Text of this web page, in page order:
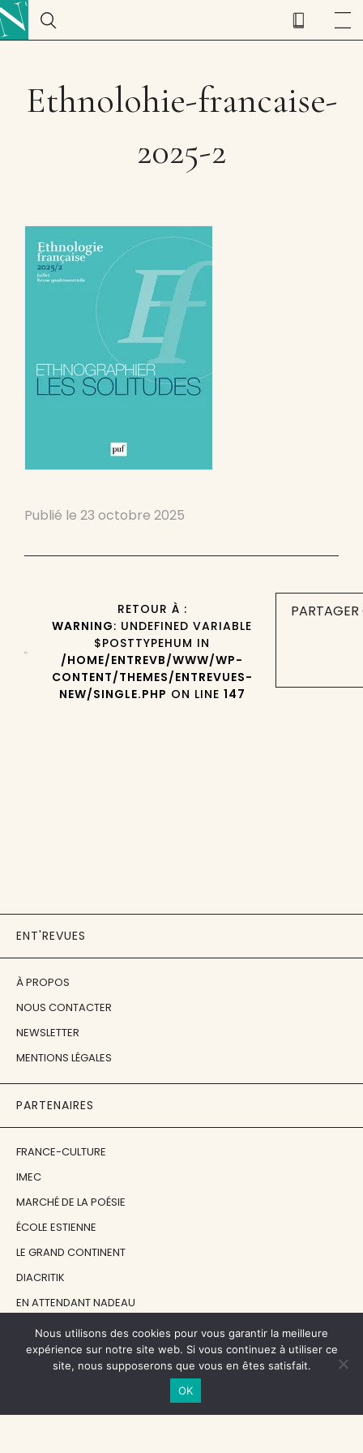
Ethnolohie-francaise-
2025-2
Publié le 23 octobre 2025
RETOUR À :
WARNING: UNDEFINED VARIABLE
$POSTTYPEHUM IN
/HOME/ENTREVB/WWW/WP-
CONTENT/THEMES/ENTREVUES-
NEW/SINGLE.PHP ON LINE 147
ENT'REVUES
À PROPOS
NOUS CONTACTER
NEWSLETTER
MENTIONS LÉGALES
PARTENAIRES
FRANCE-CULTURE
IMEC
MARCHÉ DE LA POÉSIE
ÉCOLE ESTIENNE
LE GRAND CONTINENT
DIACRITIK
EN ATTENDANT NADEAU
NOS SOUTIENS
Nous utilisons des cookies pour vous garantir la meilleure
expérience sur notre site web. Si vous continuez à utiliser ce
site, nous supposerons que vous en êtes satisfait.
OK